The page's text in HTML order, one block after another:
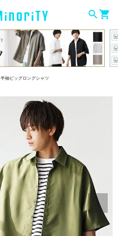
searchshopping_cart
半袖ビッグロングシャツ